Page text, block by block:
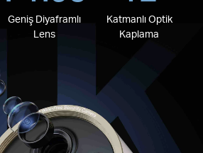
Geniş Diyaframlı
Lens
Katmanlı Optik
Kaplama